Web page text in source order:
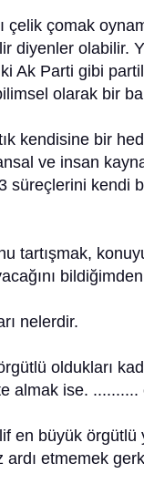
çomak
diyenler olabilir.
Ak Parti gibi
olarak bir
kendisine bir
ve insan
süreçlerini kendi
tartışmak,
nelerdir.
oldukları
almak ise.
büyük örgütlü
ardı etmemek